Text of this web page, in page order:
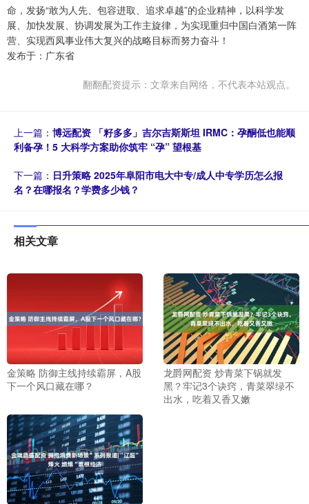
命，发扬“敢为人先、包容进取、追求卓越”的企业精神，以科学发
展、加快发展、协调发展为工作主旋律，为实现重归中国白酒第一阵
营、实现西凤事业伟大复兴的战略目标而努力奋斗！
发布于：广东省
翻翻配资提示：文章来自网络，不代表本站观点。
上一篇： 博远配资 「籽多多」吉尔吉斯斯坦 IRMC：孕酮低也能顺
利备孕！5 大科学方案助你筑牢 “孕” 望根基
下一篇： 日升策略 2025年阜阳市电大中专/成人中专学历怎么报
名？在哪报名？学费多少钱？
相关文章
金策略 防御主线持续霸屏，A股
下一个风口藏在哪？
龙爵网配资 炒青菜下锅就发
黑？牢记3个诀窍，青菜翠绿不
出水，吃着又香又嫩